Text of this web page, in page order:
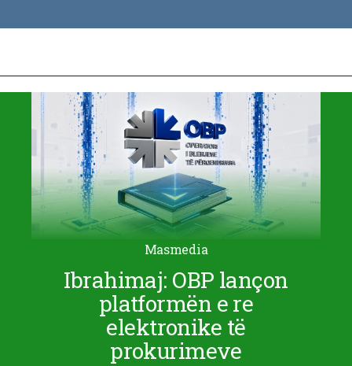
Masmedia
Ibrahimaj: OBP lançon
platformën e re
elektronike të
prokurimeve